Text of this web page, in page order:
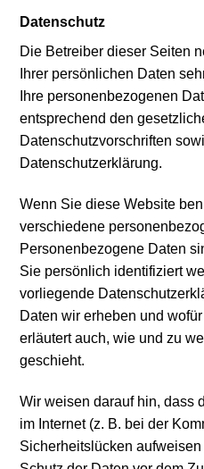
Datenschutz
Die Betreiber dieser Seiten
Ihrer persönlichen Daten
Ihre personenbezogenen
entsprechend den
Datenschutzvorschriften
Datenschutzerklärung.
Wenn Sie diese Website
verschiedene
Personenbezogene Daten
Sie persönlich identifiziert
vorliegende
Daten wir erheben und
erläutert auch, wie und zu
geschieht.
Wir weisen darauf hin, dass
im Internet (z. B. bei der
Sicherheitslücken